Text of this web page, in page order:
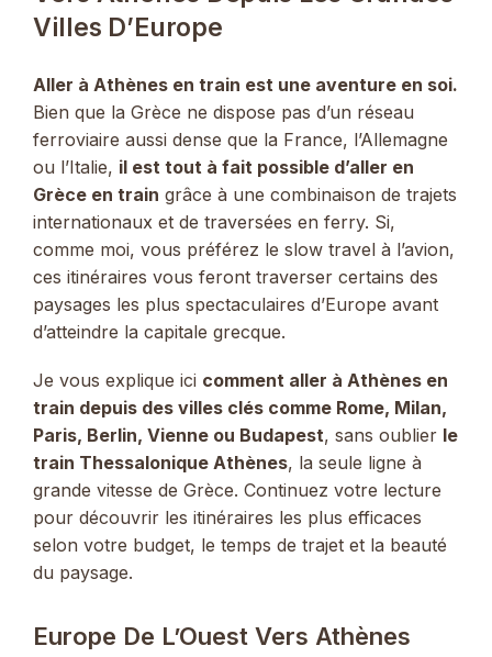
Villes D’Europe
Aller à Athènes en train est une aventure en soi.
Bien que la Grèce ne dispose pas d’un réseau
ferroviaire aussi dense que la France, l’Allemagne
ou l’Italie, il est tout à fait possible d’aller en
Grèce en train grâce à une combinaison de trajets
internationaux et de traversées en ferry. Si,
comme moi, vous préférez le slow travel à l’avion,
ces itinéraires vous feront traverser certains des
paysages les plus spectaculaires d’Europe avant
d’atteindre la capitale grecque.
Je vous explique ici comment aller à Athènes en
train depuis des villes clés comme Rome, Milan,
Paris, Berlin, Vienne ou Budapest, sans oublier le
train Thessalonique Athènes, la seule ligne à
grande vitesse de Grèce. Continuez votre lecture
pour découvrir les itinéraires les plus efficaces
selon votre budget, le temps de trajet et la beauté
du paysage.
Europe De L’Ouest Vers Athènes